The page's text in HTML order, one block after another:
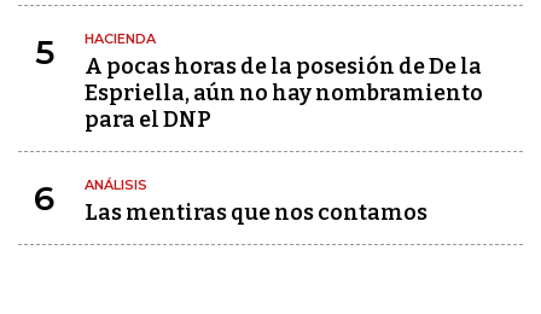
5 HACIENDA
A pocas horas de la posesión de De la
Espriella, aún no hay nombramiento
para el DNP
6 ANÁLISIS
Las mentiras que nos contamos